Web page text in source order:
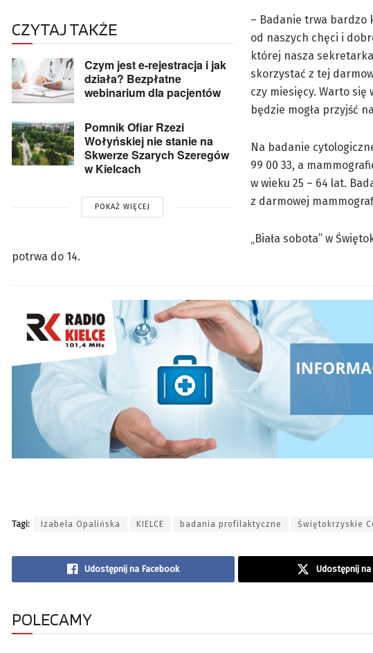
CZYTAJ TAKŻE
Czym jest e-rejestracja i jak
działa? Bezpłatne
webinarium dla pacjentów
Pomnik Ofiar Rzezi
Wołyńskiej nie stanie na
Skwerze Szarych Szeregów
w Kielcach
POKAŻ WIĘCEJ
– Badanie trwa bardzo
od naszych chęci i
której nasza
skorzystać z tej
czy miesięcy. Warto
będzie mogła przyjść
Na badanie
99 00 33, a
w wieku 25 – 64 lat.
z darmowej
„Biała sobota” w
potrwa do 14.
Tagi: Izabela Opalińska KIELCE badania profilaktyczne Świętokrzyskie
Udostępnij na Facebook Udostępnij
POLECAMY